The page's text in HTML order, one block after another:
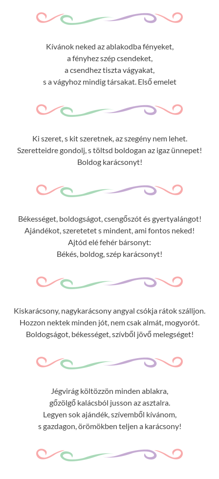
Kívánok neked az ablakodba fényeket,
a fényhez szép csendeket,
a csendhez tiszta vágyakat,
s a vágyhoz mindig társakat. Első emelet
Ki szeret, s kit szeretnek, az szegény nem lehet.
Szeretteidre gondolj, s töltsd boldogan az igaz ünnepet!
Boldog karácsonyt!
Békességet, boldogságot, csengőszót és gyertyalángot!
Ajándékot, szeretetet s mindent, ami fontos neked!
Ajtód elé fehér bársonyt:
Békés, boldog, szép karácsonyt!
Kiskarácsony, nagykarácsony angyal csókja rátok szálljon.
Hozzon nektek minden jót, nem csak almát, mogyorót.
Boldogságot, békességet, szívből jövő melegséget!
Jégvirág költözzön minden ablakra,
gőzölgő kalácsból jusson az asztalra.
Legyen sok ajándék, szívemből kívánom,
s gazdagon, örömökben teljen a karácsony!